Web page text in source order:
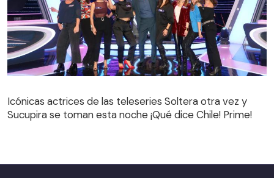
Icónicas actrices de las teleseries Soltera otra vez y
Sucupira se toman esta noche ¡Qué dice Chile! Prime!